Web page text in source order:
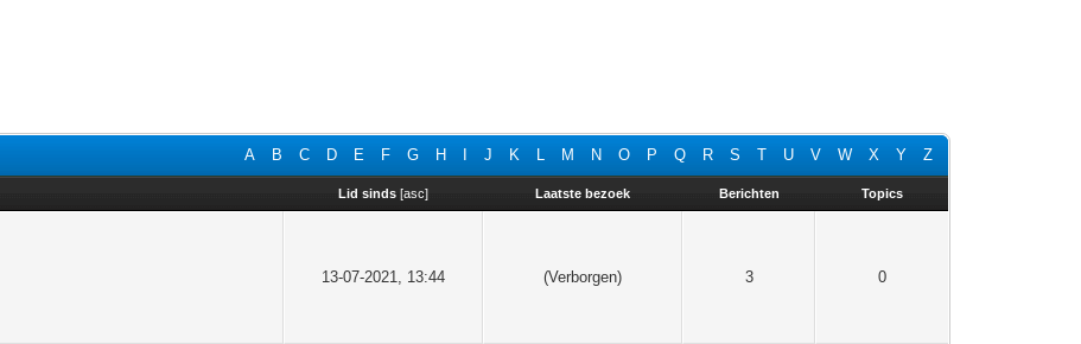
A B C D E F G H J K L M N O P Q R S T U V W X Y Z
Lid sinds [asc] Laatste bezoek Berichten Topics
13-07-2021, 13:44 (Verborgen) 3 0